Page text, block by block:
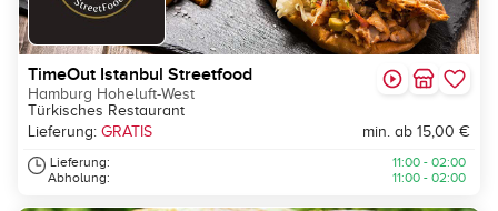
TimeOut Istanbul Streetfood
Hamburg Hoheluft-West
Türkisches Restaurant
Lieferung: GRATIS min. ab 15,00 €
Lieferung:
Abholung:
11:00 - 02:00
11:00 - 02:00